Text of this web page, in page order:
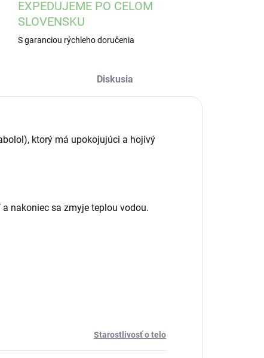
EXPEDUJEME PO CELOM
SLOVENSKU
S garanciou rýchleho doručenia
Diskusia
ktorý má upokojujúci a hojivý
nakoniec sa zmyje teplou vodou.
Starostlivosť o telo